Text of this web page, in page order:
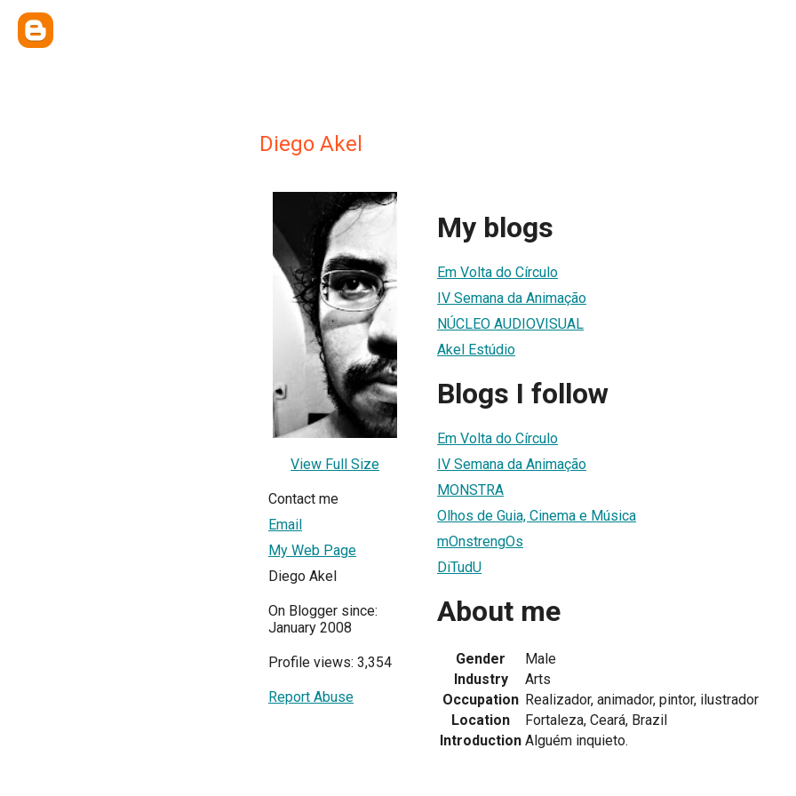
Diego Akel
View Full Size
Contact me
Email
My Web Page
Diego Akel
On Blogger since:
January 2008
Profile views: 3,354
Report Abuse
My blogs
Em Volta do Círculo
IV Semana da Animação
NÚCLEO AUDIOVISUAL
Akel Estúdio
Blogs I follow
Em Volta do Círculo
IV Semana da Animação
MONSTRA
Olhos de Guia, Cinema e Música
mOnstrengOs
DiTudU
About me
Gender
Male
Industry
Arts
Occupation Realizador, animador, pintor, ilustrador
Location
Fortaleza, Ceará, Brazil
Introduction Alguém inquieto.